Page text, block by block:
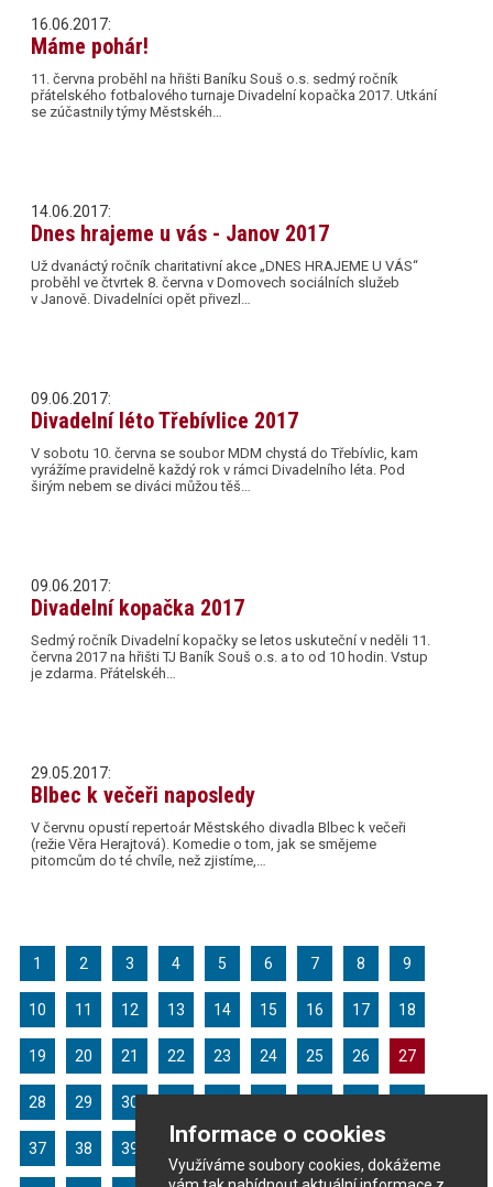
Informace o cookies
Využíváme soubory cookies, dokážeme
16.06.2017:
Máme pohár!
11. června proběhl na hřišti Baníku Souš o.s. sedmý ročník
přátelského fotbalového turnaje Divadelní kopačka 2017. Utkání
se zúčastnily týmy Městskéh…
14.06.2017:
Dnes hrajeme u vás - Janov 2017
Už dvanáctý ročník charitativní akce „DNES HRAJEME U VÁS“
proběhl ve čtvrtek 8. června v Domovech sociálních služeb
v Janově. Divadelníci opět přivezl…
09.06.2017:
Divadelní léto Třebívlice 2017
V sobotu 10. června se soubor MDM chystá do Třebívlic, kam
vyrážíme pravidelně každý rok v rámci Divadelního léta. Pod
širým nebem se diváci můžou těš…
09.06.2017:
Divadelní kopačka 2017
Sedmý ročník Divadelní kopačky se letos uskuteční v neděli 11.
června 2017 na hřišti TJ Baník Souš o.s. a to od 10 hodin. Vstup
je zdarma. Přátelskéh…
29.05.2017:
Blbec k večeři naposledy
V červnu opustí repertoár Městského divadla Blbec k večeři
(režie Věra Herajtová). Komedie o tom, jak se smějeme
pitomcům do té chvíle, než zjistíme,…
1 2 3 4 5 6 7 8 9
10 11 12 13 14 15 16 17 18
19 20 21 22 23 24 25 26 27
28 29 30
37 38 39